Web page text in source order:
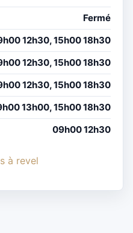
Fermé
12h30, 15h00 18h30
12h30, 15h00 18h30
12h30, 15h00 18h30
13h00, 15h00 18h30
09h00 12h30
à revel